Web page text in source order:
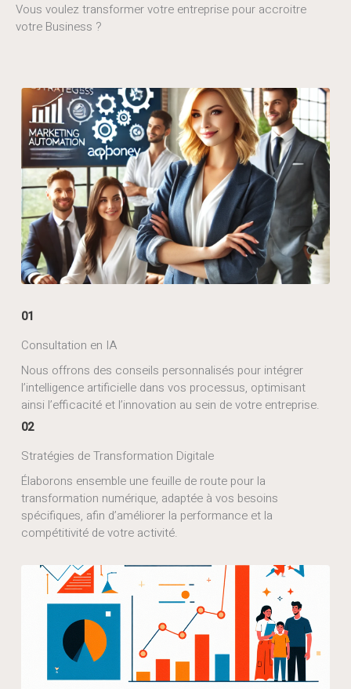
Vous voulez transformer votre entreprise pour accroitre
votre Business ?
01
Consultation en IA
Nous offrons des conseils personnalisés pour intégrer
l’intelligence artificielle dans vos processus, optimisant
ainsi l’efficacité et l’innovation au sein de votre entreprise.
02
Stratégies de Transformation Digitale
Élaborons ensemble une feuille de route pour la
transformation numérique, adaptée à vos besoins
spécifiques, afin d’améliorer la performance et la
compétitivité de votre activité.